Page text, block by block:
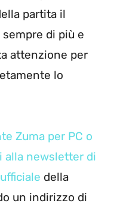
partita il
di più e
attenzione per
lo
Zuma per PC o
alla newsletter di
della
un indirizzo di